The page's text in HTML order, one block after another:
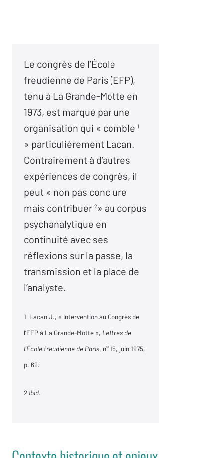
Le congrès de l’École
freudienne de Paris (EFP),
tenu à La Grande-Motte en
1973, est marqué par une
organisation qui « comble 1
» particulièrement Lacan.
Contrairement à d’autres
expériences de congrès, il
peut « non pas conclure
mais contribuer 2 » au corpus
psychanalytique en
continuité avec ses
réflexions sur la passe, la
transmission et la place de
l’analyste.
1 Lacan J., « Intervention au Congrès de
l’EFP à La Grande-Motte », Lettres de
l’École freudienne de Paris, n° 15, juin 1975,
p. 69.
2 Ibid.